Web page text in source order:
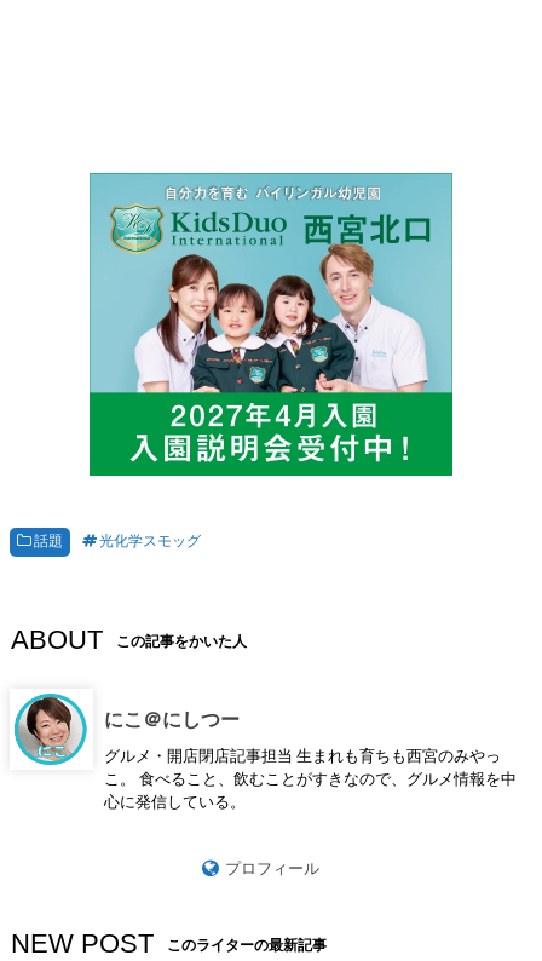
話題 光化学スモッグ
ABOUT この記事をかいた人
にこ＠にしつー
グルメ・開店閉店記事担当 生まれも育ちも西宮のみやっ
こ。 食べること、飲むことがすきなので、グルメ情報を中
心に発信している。
プロフィール
NEW POST このライターの最新記事